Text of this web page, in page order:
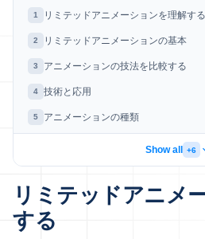
リミテッドアニメ
する
1 リミテッドアニメーションを理解する
2 リミテッドアニメーションの基本
3 アニメーションの技法を比較する
4 技術と応用
5 アニメーションの種類
Show all +6